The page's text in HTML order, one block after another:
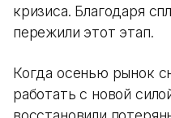
кризиса. Благодаря
пережили этот этап.
Когда осенью рынок
работать с новой